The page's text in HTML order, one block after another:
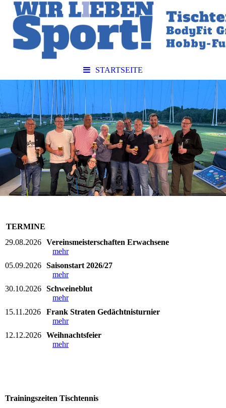
STARTSEITE
TERMINE
29.08.2026 Vereinsmeisterschaften Erwachsene
mehr
05.09.2026 Saisonstart 2026/27
mehr
30.10.2026 Schweineblut
mehr
15.11.2026
Frank Straten Gedächtnisturnier
mehr
12.12.2026 Weihnachtsfeier
mehr
Trainingszeiten Tischtennis